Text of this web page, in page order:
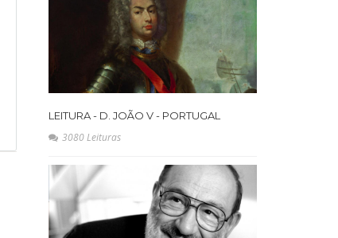
LEITURA - D. JOÃO V - PORTUGAL
3080 Leituras